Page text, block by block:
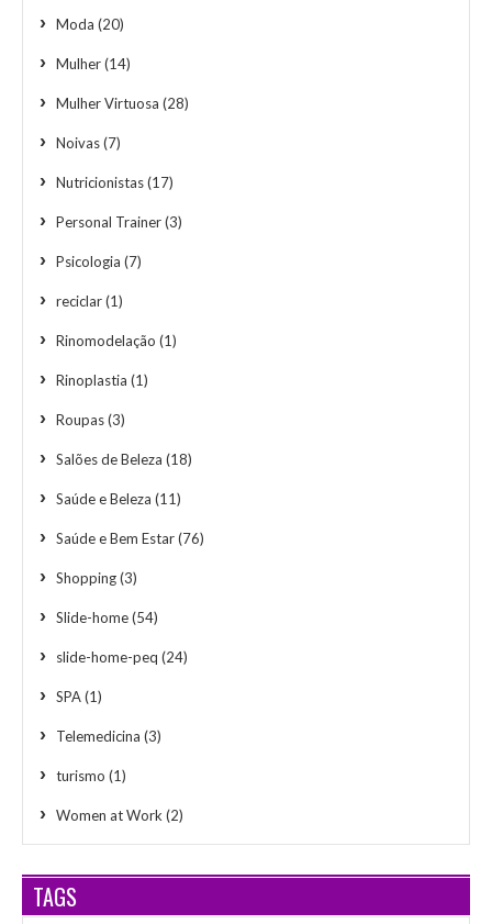
Moda (20)
Mulher(14)
Mulher Virtuosa (28)
Noivas(7)
Nutricionistas(17)
Personal Trainer(3)
Psicologia (7)
reciclar(1)
Rinomodelação (1)
Rinoplastia (1)
Roupas(3)
Salões de Beleza (18)
Saúde e Beleza (11)
Saúde e Bem Estar(76)
Shopping(3)
Slide-home(54)
slide-home-peq (24)
SPA(1)
Telemedicina (3)
turismo (1)
Women at Work (2)
TAGS